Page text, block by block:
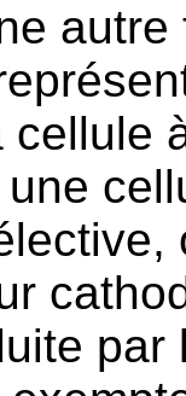
cellule